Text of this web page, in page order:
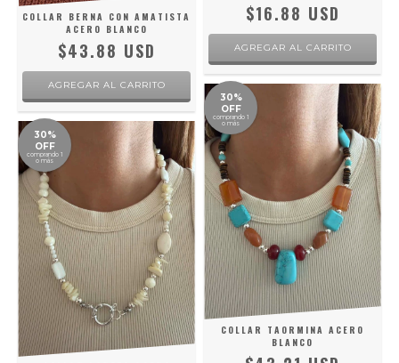
COLLAR BERNA CON AMATISTA
ACERO BLANCO
$43.88 USD
$16.88 USD
30%
OFF
comprando 1
o más
30%
OFF
comprando 1
o más
COLLAR TAORMINA ACERO
BLANCO